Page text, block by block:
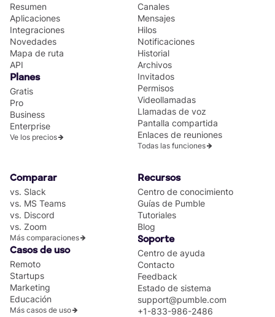
Resumen
Aplicaciones
Integraciones
Novedades
Mapa de ruta
API
Planes
Gratis
Pro
Business
Enterprise
Ve los precios
Canales
Mensajes
Hilos
Notificaciones
Historial
Archivos
Invitados
Permisos
Videollamadas
Llamadas de voz
Pantalla compartida
Enlaces de reuniones
Todas las funciones
Comparar
vs. Slack
vs. MS Teams
vs. Discord
vs. Zoom
Más comparaciones
Casos de uso
Remoto
Startups
Marketing
Educación
Más casos de uso
Recursos
Centro de conocimiento
Guías de Pumble
Tutoriales
Blog
Soporte
Centro de ayuda
Contacto
Feedback
Estado de sistema
support@pumble.com
+1-833-986-2486